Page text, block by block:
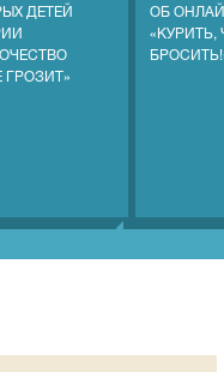
ДЕТЕЙ
ГРОЗИТ»
ОБ
«КУРИТЬ,